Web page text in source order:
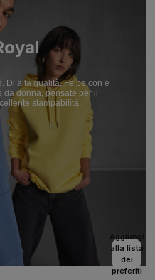
Di alta qualità. Felpe con e
da donna, pensate per il
stampabilità.
Aggiungi
alla lista
dei
preferiti